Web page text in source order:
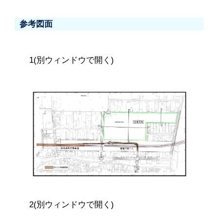
参考図面
1(別ウィンドウで開く)
2(別ウィンドウで開く)